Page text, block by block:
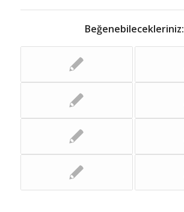
Beğenebilecekleriniz: